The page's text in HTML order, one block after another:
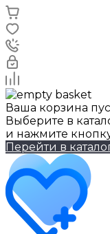
Ваша корзина
Выберите в
и нажмите
Перейти в